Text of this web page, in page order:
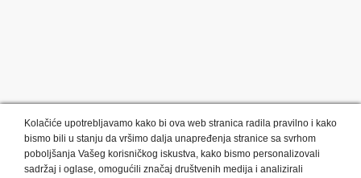
Kolačiće upotrebljavamo kako bi ova web stranica radila pravilno i kako
bismo bili u stanju da vršimo dalja unapređenja stranice sa svrhom
poboljšanja Vašeg korisničkog iskustva, kako bismo personalizovali
sadržaj i oglase, omogućili značaj društvenih medija i analizirali